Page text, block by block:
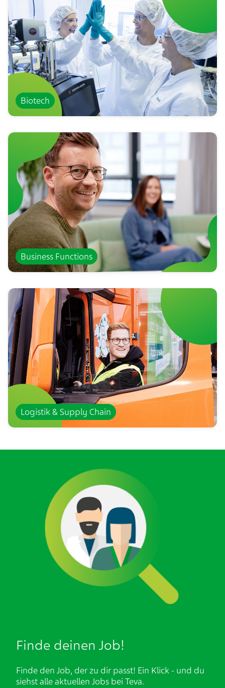
Biotech
Business Functions
Logistik & Supply Chain
Finde deinen Job!
Finde den Job, der zu dir passt! Ein Klick - und du
siehst alle aktuellen Jobs bei Teva.